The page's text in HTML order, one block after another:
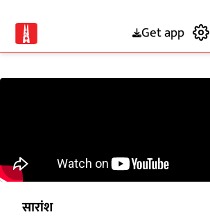
Get app
सारांश